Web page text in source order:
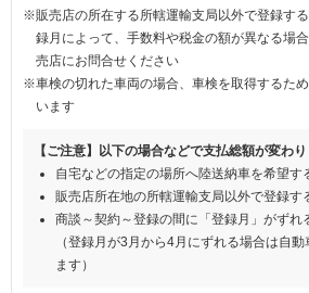
※販売店の所在する所轄運輸支局以外で登録す
録月によって、手数料や税金の額が異なる場
売店にお問合せください
※車検の切れた車両の場合、車検を取得するた
います
【ご注意】以下の場合などで支払総額が変わ
自宅などの指定の場所へ陸送納車を希望す
販売店所在地の所轄運輸支局以外で登録す
商談～契約～登録の間に「登録月」がずれ
（登録月が3月から4月にずれる場合は自
ます）